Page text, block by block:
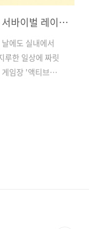
홍대 실내 게임장 추천! 액티브아레나에서 서바이벌 레이저부터 암벽타기까지 한 번에 즐기기
에도 실내에서
루한 일상에 짜릿
임장 '액티브아
오락실이 아
벽 타기 등 총 11